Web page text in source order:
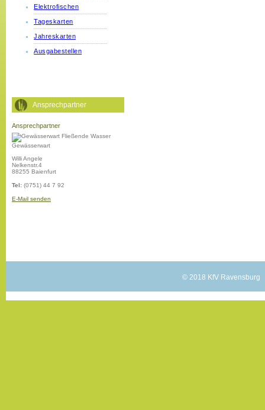
Elektrofischen
Tageskarten
Jahreskarten
Ausgabestellen
Ansprechpartner
Ansprechpartner
Gewässerwart
Willi Angele
Nelkenstr.4
88255 Baienfurt
Tel: (0751) 44 7 92
E-Mail senden
© 2018 KfV Ravensburg